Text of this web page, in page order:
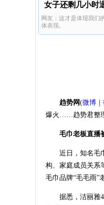
女子还剩几小时
网友：这才是体现我们
体表现。
趋势网(微博
爆火……趋势君整
毛巾老板直播
近日，知名毛
构、家庭成员关系
毛巾品牌“毛毛雨”
据悉，洁丽雅